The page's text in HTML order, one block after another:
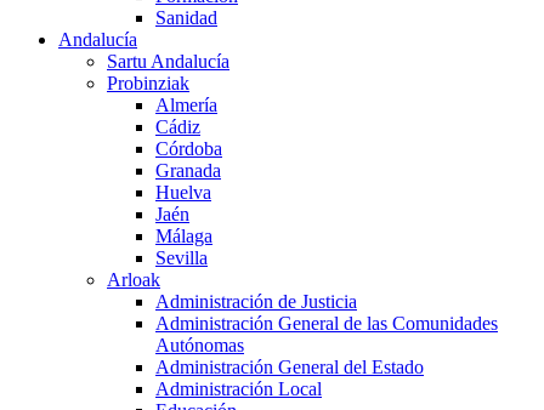
Sanidad
Andalucía
Sartu Andalucía
Probinziak
Almería
Cádiz
Córdoba
Granada
Huelva
Jaén
Málaga
Sevilla
Arloak
Administración de Justicia
Administración General de las Comunidades
Autónomas
Administración General del Estado
Administración Local